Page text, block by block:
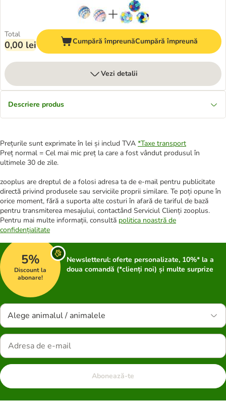
Total
0,00 lei Cumpără împreunăCumpără împreună
Vezi detalii
Descriere produs
Prețurile sunt exprimate în lei și includ TVA *Taxe transport
Preț normal = Cel mai mic preț la care a fost vândut produsul în
ultimele 30 de zile.
zooplus are dreptul de a folosi adresa ta de e-mail pentru publicitate
directă privind produsele sau serviciile proprii similare. Te poți opune în
orice moment, fără a suporta alte costuri în afară de tariful de bază
pentru transmiterea mesajului, contactând Serviciul Clienți zooplus.
Pentru mai multe informații, consultă politica noastră de
confidențialitate
5%
Discount la
abonare!
Newsletterul: oferte personalizate, 10%* la a
doua comandă (*clienți noi) și multe surprize
Alege animalul / animalele
Abonează-te